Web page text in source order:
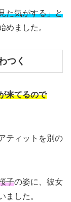
た気がする」と
めました。
つく
来てるので
ティットを別の
子の姿に、彼女
ました。